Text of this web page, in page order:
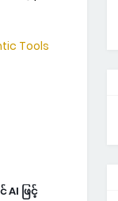
Tools
ဖြင့်